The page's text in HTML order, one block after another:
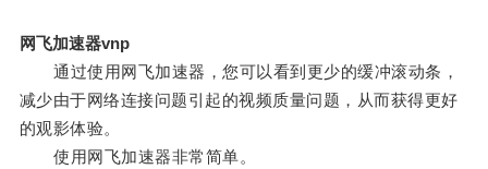
网飞加速器vnp
通过使用网飞加速器，您可以看到更少的缓冲滚动条，
减少由于网络连接问题引起的视频质量问题，从而获得更好
的观影体验。
使用网飞加速器非常简单。